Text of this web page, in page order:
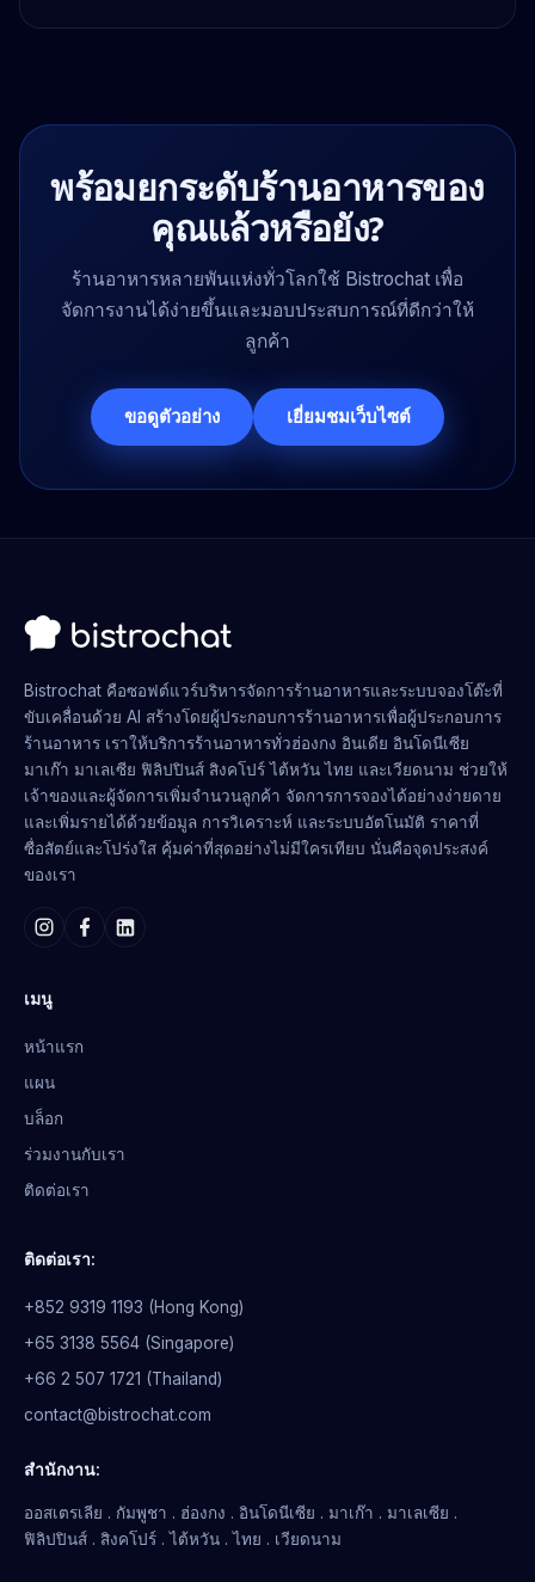
พร้อมยกระดับร้านอาหารของ
คุณแล้วหรือยัง?
ร้านอาหารหลายพันแห่งทั่วโลกใช้ Bistrochat เพื่อ
จัดการงานได้ง่ายขึ้นและมอบประสบการณ์ที่ดีกว่าให้
ลูกค้า
ขอดูตัวอย่าง เยี่ยมชมเว็บไซต์
Bistrochat คือซอฟต์แวร์บริหารจัดการร้านอาหารและระบบจองโต๊ะที่
ขับเคลื่อนด้วย AI สร้างโดยผู้ประกอบการร้านอาหารเพื่อผู้ประกอบการ
ร้านอาหาร เราให้บริการร้านอาหารทั่วฮ่องกง อินเดีย อินโดนีเซีย
มาเก๊า มาเลเซีย ฟิลิปปินส์ สิงคโปร์ ไต้หวัน ไทย และเวียดนาม ช่วยให้
เจ้าของและผู้จัดการเพิ่มจำนวนลูกค้า จัดการการจองได้อย่างง่ายดาย
และเพิ่มรายได้ด้วยข้อมูล การวิเคราะห์ และระบบอัตโนมัติ ราคาที่
ซื่อสัตย์และโปร่งใส คุ้มค่าที่สุดอย่างไม่มีใครเทียบ นั่นคือจุดประสงค์
ของเรา
เมนู
หน้าแรก
แผน
บล็อก
ร่วมงานกับเรา
ติดต่อเรา
ติดต่อเรา:
+852 9319 1193 (Hong Kong)
+65 3138 5564 (Singapore)
+66 2 507 1721 (Thailand)
contact@bistrochat.com
สำนักงาน:
ออสเตรเลีย . กัมพูชา . ฮ่องกง . อินโดนีเซีย . มาเก๊า . มาเลเซีย .
ฟิลิปปินส์ . สิงคโปร์ . ไต้หวัน . ไทย . เวียดนาม